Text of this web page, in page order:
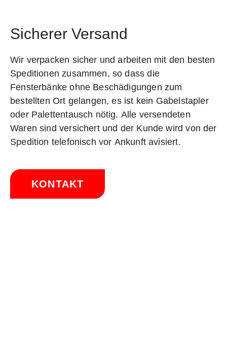
Sicherer Versand
Wir verpacken sicher und arbeiten mit den besten
Speditionen zusammen, so dass die
Fensterbänke ohne Beschädigungen zum
bestellten Ort gelangen, es ist kein Gabelstapler
oder Palettentausch nötig. Alle versendeten
Waren sind versichert und der Kunde wird von der
Spedition telefonisch vor Ankunft avisiert.
KONTAKT